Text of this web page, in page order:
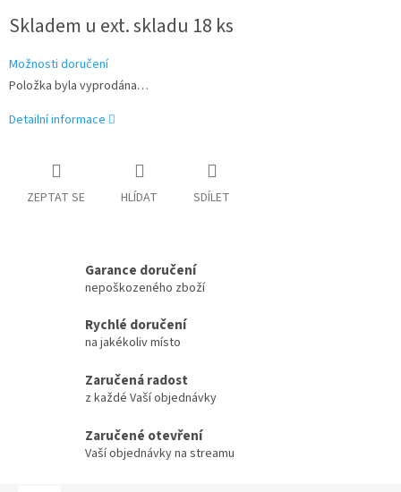
cena:
Skladem u ext. skladu 18 ks
Možnosti doručení
Položka byla vyprodána…
Detailní informace
ZEPTAT SE HLÍDAT SDÍLET
Garance doručení
nepoškozeného zboží
Rychlé doručení
na jakékoliv místo
Zaručená radost
z každé Vaší objednávky
Zaručené otevření
Vaší objednávky na streamu